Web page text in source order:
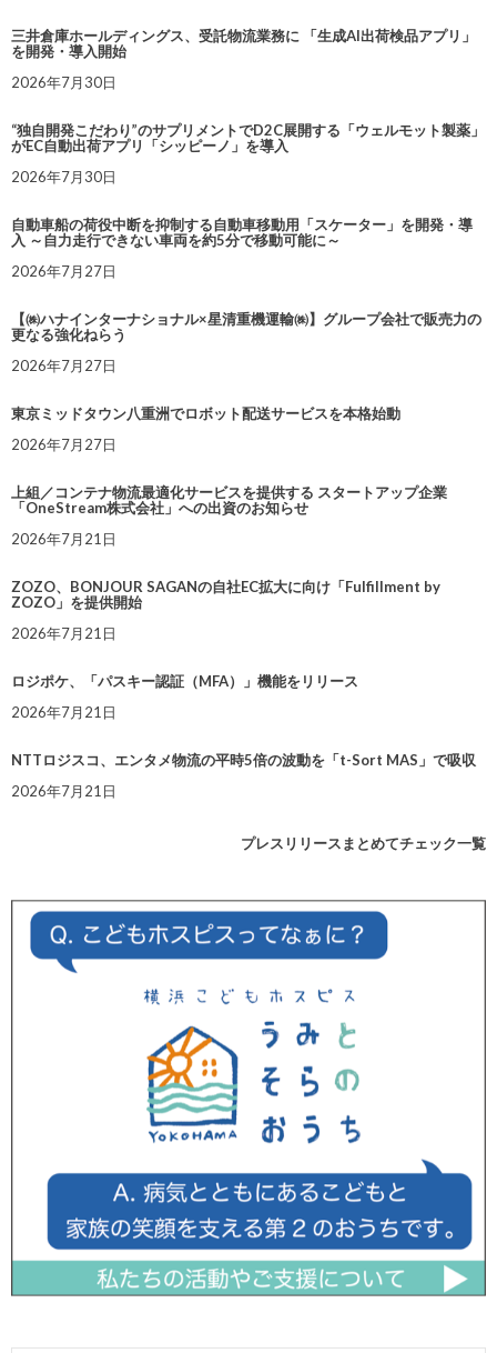
三井倉庫ホールディングス、受託物流業務に 「生成AI出荷検品アプリ」
を開発・導入開始
2026年7月30日
“独自開発こだわり”のサプリメントでD2C展開する「ウェルモット製薬」
がEC自動出荷アプリ「シッピーノ」を導入
2026年7月30日
自動車船の荷役中断を抑制する自動車移動用「スケーター」を開発・導
入 ～自力走行できない車両を約5分で移動可能に～
2026年7月27日
【㈱ハナインターナショナル×星清重機運輸㈱】グループ会社で販売力の
更なる強化ねらう
2026年7月27日
東京ミッドタウン八重洲でロボット配送サービスを本格始動
2026年7月27日
上組／コンテナ物流最適化サービスを提供する スタートアップ企業
「OneStream株式会社」への出資のお知らせ
2026年7月21日
ZOZO、BONJOUR SAGANの自社EC拡大に向け「Fulfillment by
ZOZO」を提供開始
2026年7月21日
ロジポケ、「パスキー認証（MFA）」機能をリリース
2026年7月21日
NTTロジスコ、エンタメ物流の平時5倍の波動を「t-Sort MAS」で吸収
2026年7月21日
プレスリリースまとめてチェック一覧